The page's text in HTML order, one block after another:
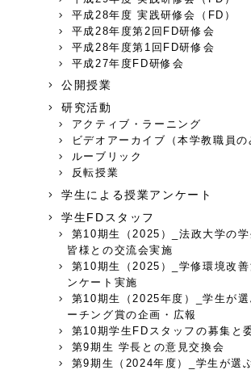
平成28年度 実践研修会（FD）
平成28年度第2回FD研修会
平成28年度第1回FD研修会
平成27年度FD研修会
公開授業
研究活動
アクティブ・ラーニング
ビデオアーカイブ（本学教職員の
ルーブリック
反転授業
学生による授業アンケート
学生FDスタッフ
第10期生（2025）_法政大学の
皆様との交流会実施
第10期生（2025）_学修環境改
ンケート実施
第10期生（2025年度）_学生が選
ーチング賞の企画・広報
第10期学生FDスタッフの募集と
第9期生 学長との意見交換会
第9期生（2024年度）_学生が選